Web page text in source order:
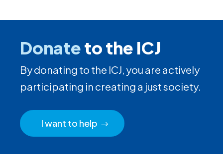
Donateto the ICJ
By donating to the ICJ, you are actively
participating in creating a just society.
I want to help